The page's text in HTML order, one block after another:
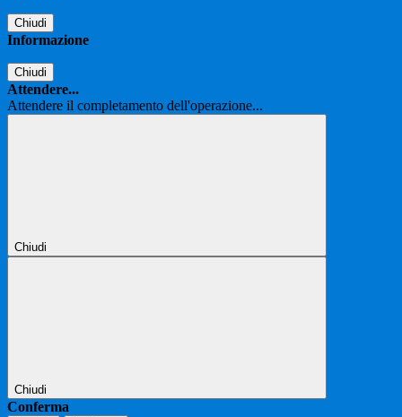
Chiudi
Informazione
Chiudi
Attendere...
Attendere il completamento dell'operazione...
Chiudi
Chiudi
Conferma